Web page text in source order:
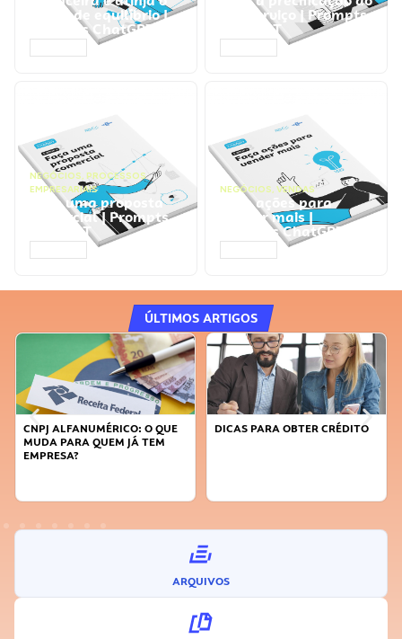
ponto de equilíbrio |
Prompts ChatGPT
seu serviço | Prompts
ChatGPT
NEGÓCIOS, PROCESSOS
EMPRESARIAIS
Faça uma proposta
comercial | Prompts
ChatGPT
NEGÓCIOS, VENDAS
Faça ações para
vender mais |
Prompts ChatGPT
ÚLTIMOS ARTIGOS
DICAS PARA OBTER CRÉDITO
FAÇA A DIFERENÇA: SEJA
ARQUIVOS